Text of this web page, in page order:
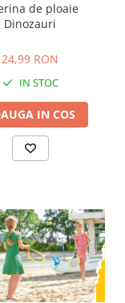
de ploaie
Dinozauri
24,99 RON
IN STOC
IN COS